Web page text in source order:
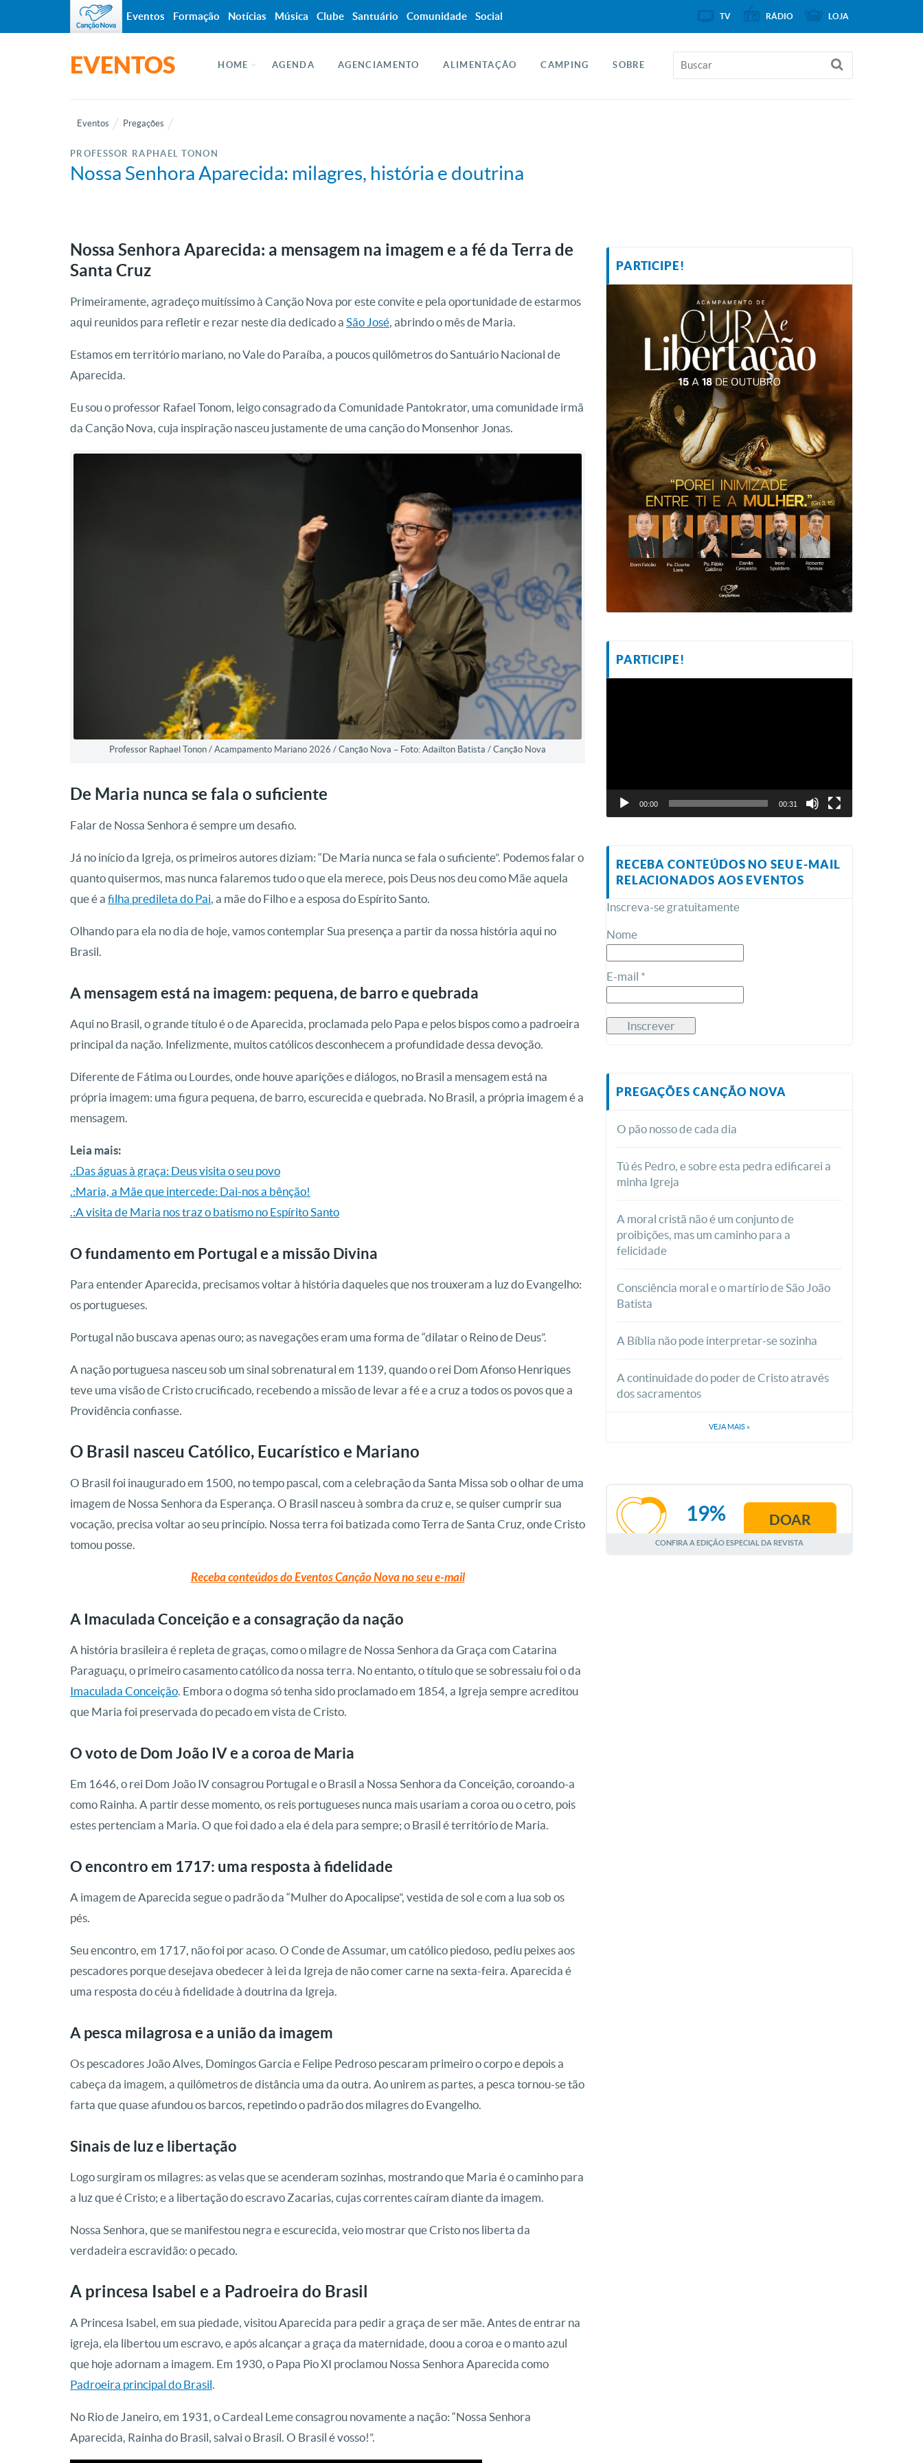
EVENTOS HOME AGENDA AGENCIAMENTO ALIMENTAÇÃO CAMPING SOBRE
Eventos Pregações
PROFESSOR RAPHAEL TONON
Nossa Senhora Aparecida: milagres, história e doutrina
Nossa Senhora Aparecida: a mensagem na imagem e a fé da Terra de
Santa Cruz
Primeiramente, agradeço muitíssimo à Canção Nova por este convite e pela oportunidade de estarmos
aqui reunidos para refletir e rezar neste dia dedicado a São José, abrindo o mês de Maria.
Estamos em território mariano, no Vale do Paraíba, a poucos quilômetros do Santuário Nacional de
Aparecida.
Eu sou o professor Rafael Tonom, leigo consagrado da Comunidade Pantokrator, uma comunidade irmã
da Canção Nova, cuja inspiração nasceu justamente de uma canção do Monsenhor Jonas.
Professor Raphael Tonon / Acampamento Mariano 2026 / Canção Nova – Foto: Adailton Batista / Canção Nova
De Maria nunca se fala o suficiente
Falar de Nossa Senhora é sempre um desafio.
Já no início da Igreja, os primeiros autores diziam: “De Maria nunca se fala o suficiente”. Podemos falar o
quanto quisermos, mas nunca falaremos tudo o que ela merece, pois Deus nos deu como Mãe aquela
que é a filha predileta do Pai, a mãe do Filho e a esposa do Espírito Santo.
Olhando para ela no dia de hoje, vamos contemplar Sua presença a partir da nossa história aqui no
Brasil.
A mensagem está na imagem: pequena, de barro e quebrada
Aqui no Brasil, o grande título é o de Aparecida, proclamada pelo Papa e pelos bispos como a padroeira
principal da nação. Infelizmente, muitos católicos desconhecem a profundidade dessa devoção.
Diferente de Fátima ou Lourdes, onde houve aparições e diálogos, no Brasil a mensagem está na
própria imagem: uma figura pequena, de barro, escurecida e quebrada. No Brasil, a própria imagem é a
mensagem.
Leia mais:
.:Das águas à graça: Deus visita o seu povo
.:Maria, a Mãe que intercede: Dai-nos a bênção!
.:A visita de Maria nos traz o batismo no Espírito Santo
O fundamento em Portugal e a missão Divina
Para entender Aparecida, precisamos voltar à história daqueles que nos trouxeram a luz do Evangelho:
os portugueses.
Portugal não buscava apenas ouro; as navegações eram uma forma de “dilatar o Reino de Deus”.
A nação portuguesa nasceu sob um sinal sobrenatural em 1139, quando o rei Dom Afonso Henriques
teve uma visão de Cristo crucificado, recebendo a missão de levar a fé e a cruz a todos os povos que a
Providência confiasse.
O Brasil nasceu Católico, Eucarístico e Mariano
O Brasil foi inaugurado em 1500, no tempo pascal, com a celebração da Santa Missa sob o olhar de uma
imagem de Nossa Senhora da Esperança. O Brasil nasceu à sombra da cruz e, se quiser cumprir sua
vocação, precisa voltar ao seu princípio. Nossa terra foi batizada como Terra de Santa Cruz, onde Cristo
tomou posse.
Receba conteúdos do Eventos Canção Nova no seu e-mail
A Imaculada Conceição e a consagração da nação
A história brasileira é repleta de graças, como o milagre de Nossa Senhora da Graça com Catarina
Paraguaçu, o primeiro casamento católico da nossa terra. No entanto, o título que se sobressaiu foi o da
Imaculada Conceição. Embora o dogma só tenha sido proclamado em 1854, a Igreja sempre acreditou
que Maria foi preservada do pecado em vista de Cristo.
O voto de Dom João IV e a coroa de Maria
Em 1646, o rei Dom João IV consagrou Portugal e o Brasil a Nossa Senhora da Conceição, coroando-a
como Rainha. A partir desse momento, os reis portugueses nunca mais usariam a coroa ou o cetro, pois
estes pertenciam a Maria. O que foi dado a ela é dela para sempre; o Brasil é território de Maria.
O encontro em 1717: uma resposta à fidelidade
A imagem de Aparecida segue o padrão da “Mulher do Apocalipse”, vestida de sol e com a lua sob os
pés.
Seu encontro, em 1717, não foi por acaso. O Conde de Assumar, um católico piedoso, pediu peixes aos
pescadores porque desejava obedecer à lei da Igreja de não comer carne na sexta-feira. Aparecida é
uma resposta do céu à fidelidade à doutrina da Igreja.
A pesca milagrosa e a união da imagem
Os pescadores João Alves, Domingos Garcia e Felipe Pedroso pescaram primeiro o corpo e depois a
cabeça da imagem, a quilômetros de distância uma da outra. Ao unirem as partes, a pesca tornou-se tão
farta que quase afundou os barcos, repetindo o padrão dos milagres do Evangelho.
Sinais de luz e libertação
Logo surgiram os milagres: as velas que se acenderam sozinhas, mostrando que Maria é o caminho para
a luz que é Cristo; e a libertação do escravo Zacarias, cujas correntes caíram diante da imagem.
Nossa Senhora, que se manifestou negra e escurecida, veio mostrar que Cristo nos liberta da
verdadeira escravidão: o pecado.
A princesa Isabel e a Padroeira do Brasil
A Princesa Isabel, em sua piedade, visitou Aparecida para pedir a graça de ser mãe. Antes de entrar na
igreja, ela libertou um escravo, e após alcançar a graça da maternidade, doou a coroa e o manto azul
que hoje adornam a imagem. Em 1930, o Papa Pio XI proclamou Nossa Senhora Aparecida como
Padroeira principal do Brasil.
No Rio de Janeiro, em 1931, o Cardeal Leme consagrou novamente a nação: “Nossa Senhora
Aparecida, Rainha do Brasil, salvai o Brasil. O Brasil é vosso!”.
PARTICIPE!
PARTICIPE!
00:00 00:31
RECEBA CONTEÚDOS NO SEU E-MAIL
RELACIONADOS AOS EVENTOS
Inscreva-se gratuitamente
Nome
E-mail *
PREGAÇÕES CANÇÃO NOVA
O pão nosso de cada dia
Tú és Pedro, e sobre esta pedra edificarei a
minha Igreja
A moral cristã não é um conjunto de
proibições, mas um caminho para a
felicidade
Consciência moral e o martírio de São João
Batista
A Bíblia não pode interpretar-se sozinha
A continuidade do poder de Cristo através
dos sacramentos
VEJA MAIS »
AGOSTO
19% DOAR
CONFIRA A EDIÇÃO ESPECIAL DA REVISTA
Eventos Formação Notícias Música Clube Santuário Comunidade Social TV RÁDIO LOJA